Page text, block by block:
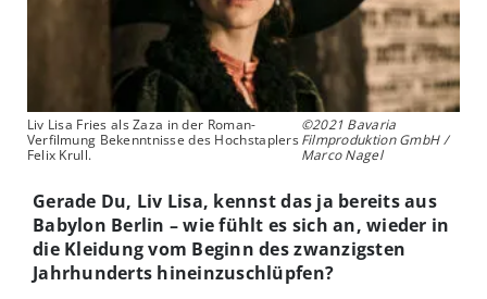
Liv Lisa Fries als Zaza in der Roman-
Verfilmung Bekenntnisse des Hochstaplers
Felix Krull.
©2021 Bavaria
Filmproduktion GmbH /
Marco Nagel
Gerade Du, Liv Lisa, kennst das ja bereits aus
Babylon Berlin – wie fühlt es sich an, wieder in
die Kleidung vom Beginn des zwanzigsten
Jahrhunderts hineinzuschlüpfen?